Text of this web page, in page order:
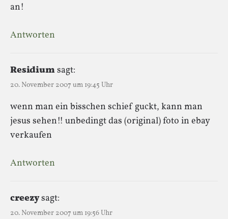
an!
Antworten
Residiumsagt:
20. November 2007 um 19:45 Uhr
wenn man ein bisschen schief guckt, kann man
jesus sehen!! unbedingt das (original) foto in ebay
verkaufen
Antworten
creezysagt:
20. November 2007 um 19:56 Uhr